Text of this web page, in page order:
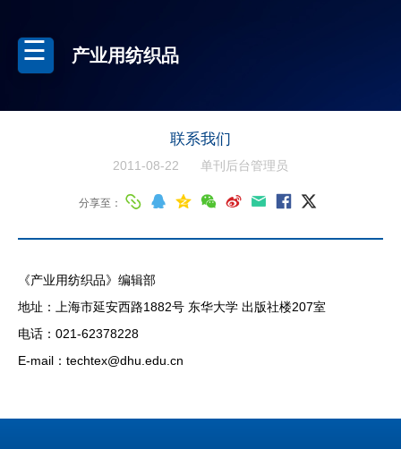
产业用纺织品
联系我们
2011-08-22 单刊后台管理员
分享至：
《产业用纺织品》编辑部
地址：上海市延安西路1882号 东华大学 出版社楼207室
电话：021-62378228
E-mail：techtex@dhu.edu.cn